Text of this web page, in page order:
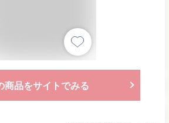
商品をサイトでみる